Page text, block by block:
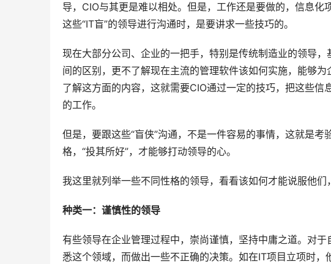
导，CIO与其更是难以相处。但是，工作还是要做的，信息
这些“IT盲”的领导进行沟通时，是要讲求一些技巧的。
现在大部分公司、企业的一把手，特别是传统制造业的领导
间的区别，更不了解现在主流的管理软件该如何实施，能够
了解这方面的内容，这就需要CIO通过一定的技巧，把这些
的工作。
但是，要跟这些“盲侠”沟通，不是一件容易的事情，这就是
格，“投其所好”，才能够打动领导的心。
我这里就列举一些不同性格的领导，看看该如何才能说服他们
种类一：谨慎性的领导
有些领导在企业管理过程中，崇尚谨慎，坚持中庸之道。对
悉这个领域，而做出一些不正确的决策。如在IT项目立项时